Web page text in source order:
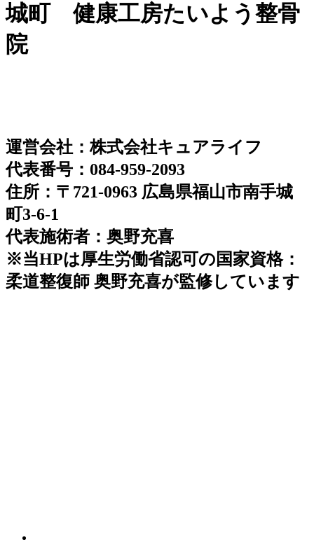
城町 健康工房たいよう整骨
院
運営会社：株式会社キュアライフ
代表番号：084-959-2093
住所：〒721-0963 広島県福山市南手城
町3-6-1
代表施術者：奥野充喜
※当HPは厚生労働省認可の国家資格：
柔道整復師 奥野充喜が監修しています